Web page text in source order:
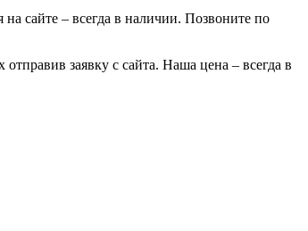
сайте – всегда в наличии. Позвоните по
заявку с сайта. Наша цена – всегда в